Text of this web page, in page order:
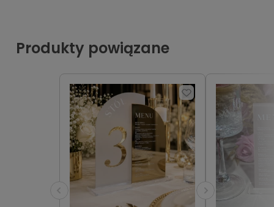
Produkty powiązane